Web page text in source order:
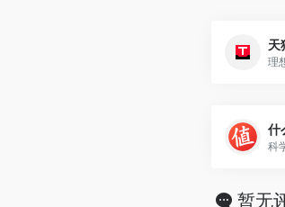
天
理
什
科
暂无